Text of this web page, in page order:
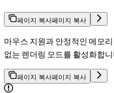
페이지 복사페이지 복사
마우스 지원과 안정적인 메모
없는 렌더링 모드를 활성화합
페이지 복사페이지 복사